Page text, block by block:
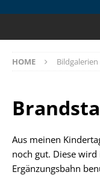
HOME Bildgalerien
Aus meinen
noch gut. Diese
Ergänzungsbahn